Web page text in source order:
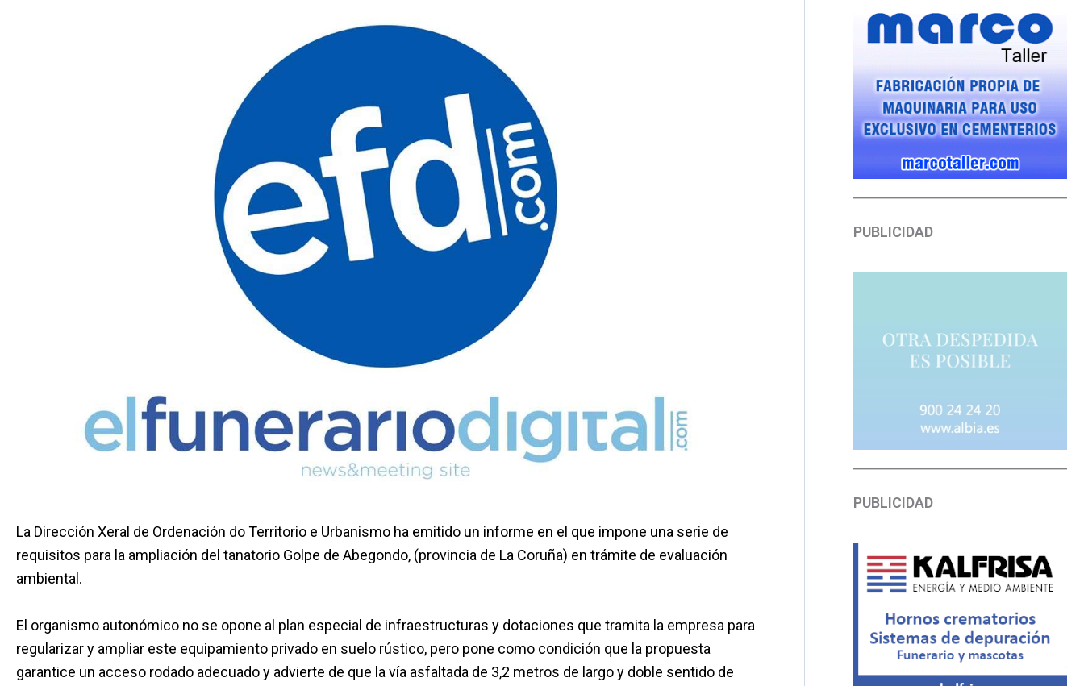
La Dirección Xeral de Ordenación do Territorio e Urbanismo ha emitido un informe en el que impone una serie de
requisitos para la ampliación del tanatorio Golpe de Abegondo, (provincia de La Coruña) en trámite de evaluación
ambiental.
El organismo autonómico no se opone al plan especial de infraestructuras y dotaciones que tramita la empresa para
regularizar y ampliar este equipamiento privado en suelo rústico, pero pone como condición que la propuesta
garantice un acceso rodado adecuado y advierte de que la vía asfaltada de 3,2 metros de largo y doble sentido de
PUBLICIDAD
PUBLICIDAD